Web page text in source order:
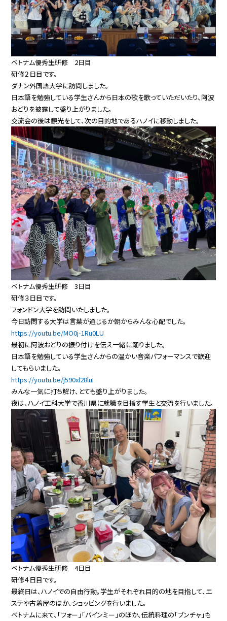
ベトナム優秀生研修 2日目
研修２日目です。
ダナン外国語大学に訪問しました。
日本語を勉強している学生さんから日本の歌を歌っていただいたり、阿波
おどりを披露して盛り上がりました。
交流会の後は観光をして、次の目的地であるハノイに移動しました。
ベトナム優秀生研修 3日目
研修３日目です。
フォンドン大学を訪問いたしました。
今日訪問する大学は言葉が通じるか朝からみんな心配でした。
https://youtu.be/MO0j-1Ru0LU
最初に阿波おどりの振り付けを伝え一緒に踊りました。
日本語を勉強している学生さんからの温かい音楽パフォーマンスで歓迎
してもらいました。
https://youtu.be/j590xl28luI
みんな一気に打ち解け、とても盛り上がりました。
夜は、ハノイ工科大学で香川県に就職を目指す学生と交流を行いました。
ベトナム優秀生研修 4日目
研修４日目です。
最終日は、ハノイでの自由行動。学生がそれぞれ目的の地を目指して、エ
ステや古着屋のほか、ショッピングを行いました。
ベトナムに来て、「フォー」「バインミー」のほか、伝統料理の「ブンチャ」も